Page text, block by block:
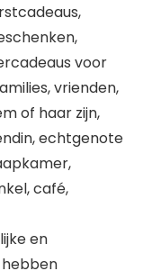
voor
vrienden,
of haar zijn,
echtgenote
café,
en